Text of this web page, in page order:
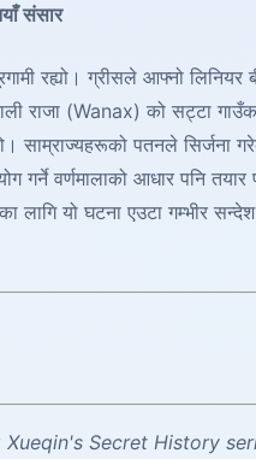
संसार
रह्यो। ग्रीसले आफ्नो
राजा (Wanax) को सट्टा
साम्राज्यहरूको पतनले सिर्जना
गर्ने वर्णमालाको आधार पनि
लागि यो घटना एउटा गम्भीर
Secret History